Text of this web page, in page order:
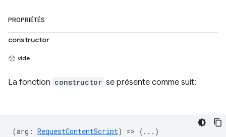
PROPRIÉTÉS
constructor
vide
La fonction constructor se présente comme suit:
(arg : RequestContentScript) => {...}